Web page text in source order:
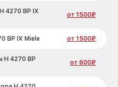
4270 BP IX
от 1500₽
BP IX Miele от 1500₽
H 4270 BP
от 600₽